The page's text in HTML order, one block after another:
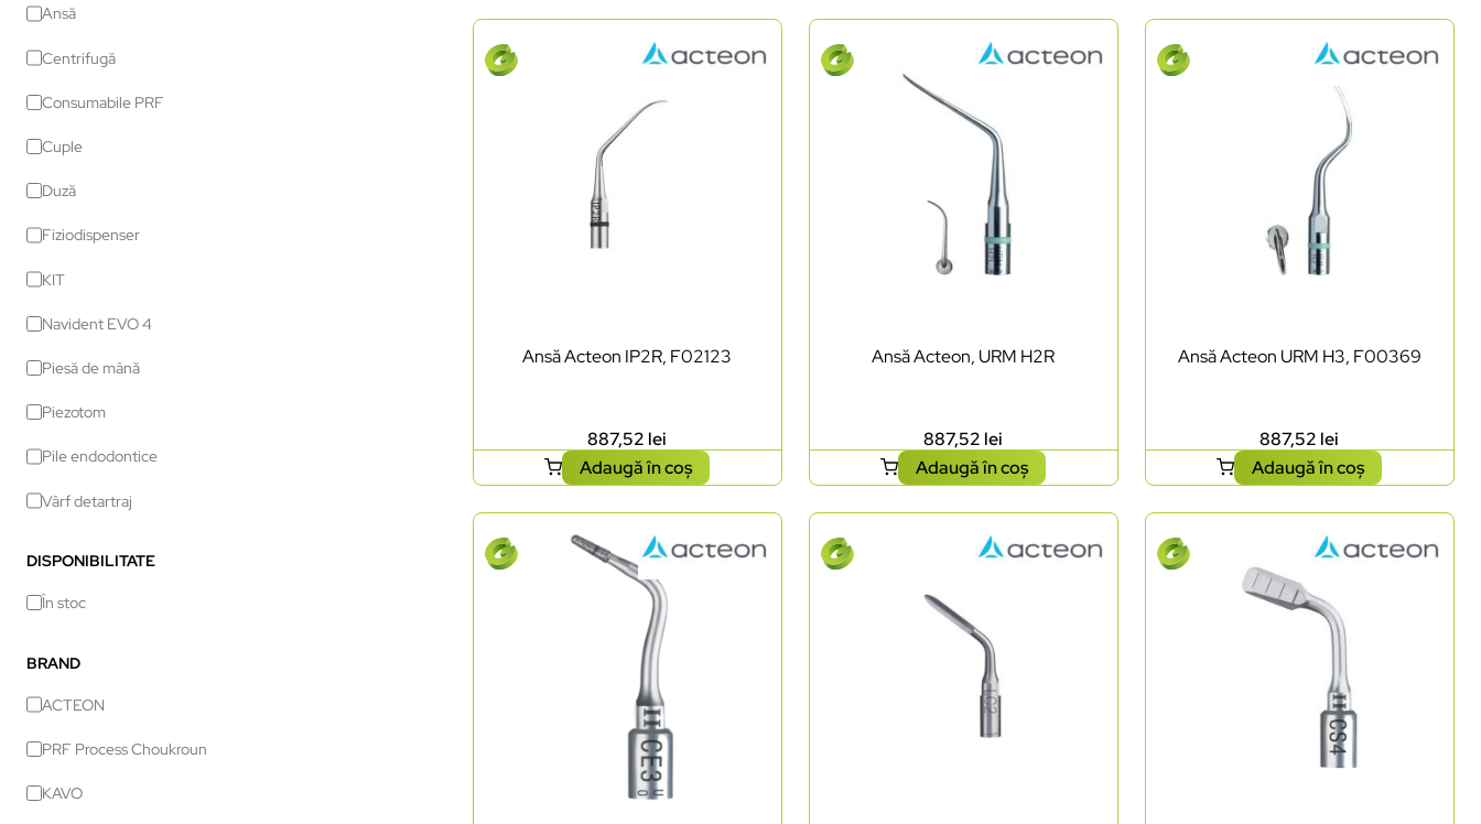
Ansă
Centrifugă
Consumabile PRF
Cuple
Duză
Fiziodispenser
KIT
Navident EVO 4
Piesă de mână
Piezotom
Pile endodontice
Vârf detartraj
DISPONIBILITATE
În stoc
BRAND
ACTEON
PRF Process Choukroun
KAVO
Ansă Acteon IP2R, F02123
887,52 lei
Adaugă în coș
Ansă Acteon, URM H2R
887,52 lei
Adaugă în coș
Ansă Acteon URM H3, F00369
887,52 lei
Adaugă în coș